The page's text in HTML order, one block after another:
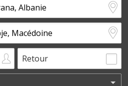
Retour